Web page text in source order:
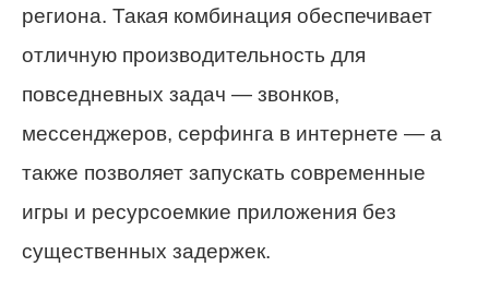
региона. Такая комбинация обеспечивает
отличную производительность для
повседневных задач — звонков,
мессенджеров, серфинга в интернете — а
также позволяет запускать современные
игры и ресурсоемкие приложения без
существенных задержек.